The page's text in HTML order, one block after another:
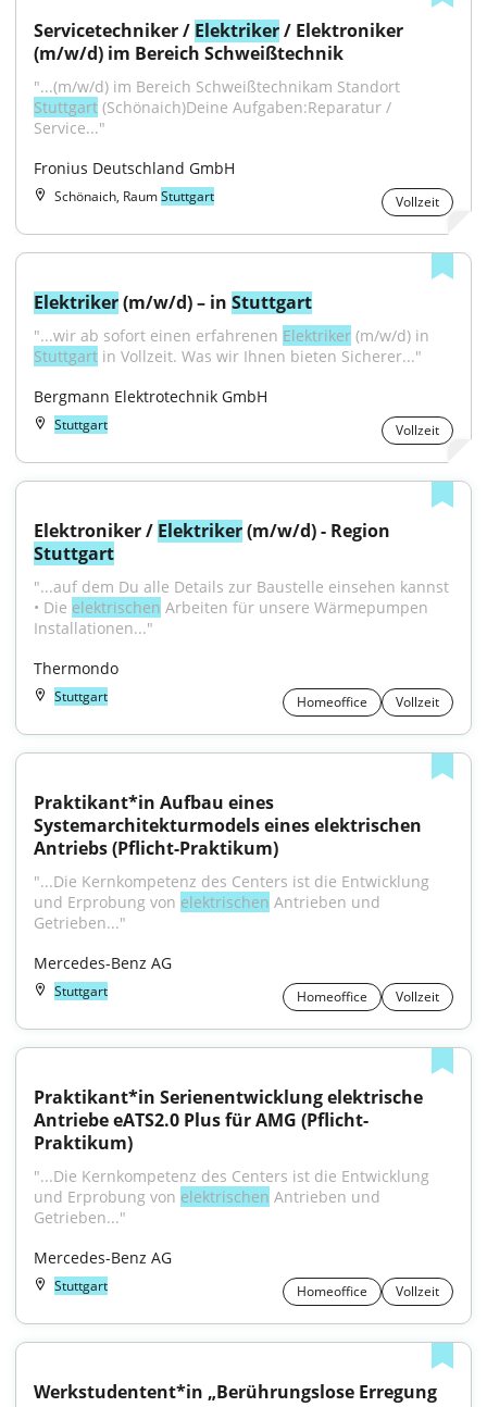
Servicetechniker / Elektriker / Elektroniker
(m/w/d) im Bereich Schweißtechnik
Stuttgart (Schönaich)Deine Aufgaben:Reparatur /
Service..."
Fronius Deutschland GmbH
Schönaich, RaumStuttgart Vollzeit
Elektriker (m/w/d) – in Stuttgart
"...wir ab sofort einen erfahrenen Elektriker
Stuttgart in Vollzeit. Was wir Ihnen bieten Sicherer..."
Bergmann Elektrotechnik GmbH
Stuttgart Vollzeit
Elektroniker / Elektriker
Stuttgart
"...auf dem Du alle Details zur Baustelle einsehen kannst
• Die elektrischen Arbeiten für unsere Wärmepumpen
Installationen..."
Thermondo
Stuttgart Homeoffice Vollzeit
Praktikant*in Aufbau eines
Systemarchitekturmodels eines elektrischen
Antriebs (Pflicht-Praktikum)
"...Die Kernkompetenz des Centers ist die Entwicklung
und Erprobung von elektrischen Antrieben und
Getrieben..."
Mercedes-Benz AG
Stuttgart Homeoffice Vollzeit
Praktikant*in Serienentwicklung elektrische
Antriebe eATS2.0 Plus für AMG (Pflicht-
Praktikum)
"...Die Kernkompetenz des Centers ist die Entwicklung
und Erprobung von elektrischen Antrieben und
Getrieben..."
Mercedes-Benz AG
Stuttgart Homeoffice Vollzeit
Werkstudentent*in „Berührungslose Erregung